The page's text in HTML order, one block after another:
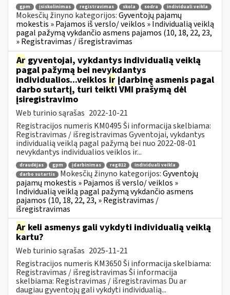
gpm įsiskolinimas registravimas skola sodra individuali veikla
Mokesčių žinyno kategorijos:Gyventojų pajamų
mokestis » Pajamos iš verslo/ veiklos » Individualią veiklą
pagal pažymą vykdančio asmens pajamos (10, 18, 22, 23,
» Registravimas / išregistravimas
Ar gyventojai, vykdantys individualią veiklą
pagal pažymą bei nevykdantys
individualios...veiklos ir įdarbinę asmenis pagal
darbo sutartį, turi teikti VMI prašymą dėl
įsiregistravimo
Web turinio sąrašas 2022-10-21
Registracijos numeris KM0495 Ši informacija skelbiama:
Registravimas / išregistravimas Gyventojai, vykdantys
individualią veiklą pagal pažymą bei nuo 2022-08-01
nevykdantys individualios veiklos ir...
draudėjas gpm įdarbinimas reg812
individuali veikla
darbo sutartis
Mokesčių žinyno kategorijos:Gyventojų
pajamų mokestis » Pajamos iš verslo/ veiklos »
Individualią veiklą pagal pažymą vykdančio asmens
pajamos (10, 18, 22, 23, » Registravimas /
išregistravimas
Ar keli asmenys gali vykdyti individualią veiklą
kartu?
Web turinio sąrašas 2025-11-21
Registracijos numeris KM3650 Ši informacija skelbiama:
Registravimas / išregistravimas Ši informacija
skelbiama: Registravimas / išregistravimas Du ar
daugiau gyventojų gali vykdyti individualią...